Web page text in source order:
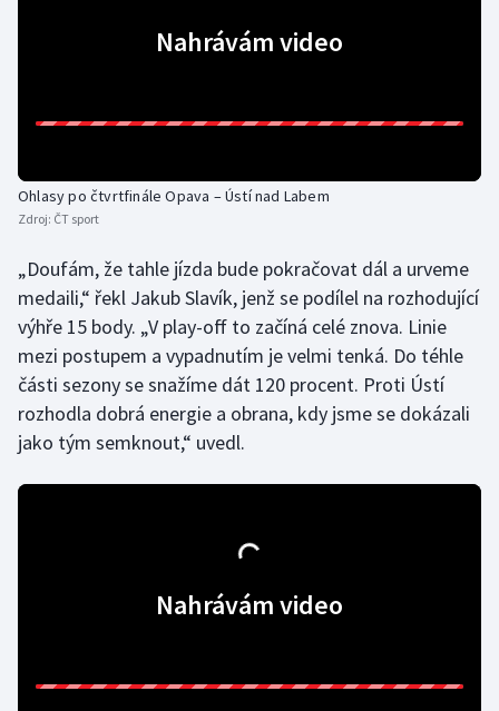
Lyže a snowboard
Motorsport
Olympijské hry
Parasport
Plavání
Nahrávám video
Ohlasy po čtvrtfinále Opava – Ústí nad Labem
Zdroj: ČT sport
„Doufám, že tahle jízda bude pokračovat dál a urveme
medaili,“ řekl Jakub Slavík, jenž se podílel na rozhodující
výhře 15 body. „V play-off to začíná celé znova. Linie
mezi postupem a vypadnutím je velmi tenká. Do téhle
části sezony se snažíme dát 120 procent. Proti Ústí
rozhodla dobrá energie a obrana, kdy jsme se dokázali
jako tým semknout,“ uvedl.
Nahrávám video